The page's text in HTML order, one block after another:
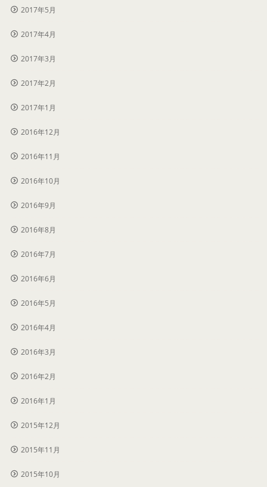
2017年5月
2017年4月
2017年3月
2017年2月
2017年1月
2016年12月
2016年11月
2016年10月
2016年9月
2016年8月
2016年7月
2016年6月
2016年5月
2016年4月
2016年3月
2016年2月
2016年1月
2015年12月
2015年11月
2015年10月